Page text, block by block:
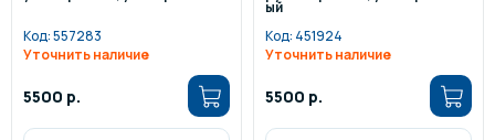
Код:557283
Уточнить наличие
5500 р.
ый
Код: 451924
Уточнить наличие
5500 р.